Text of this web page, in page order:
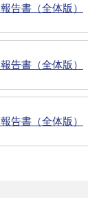
告書（全体版）
告書（全体版）
告書（全体版）